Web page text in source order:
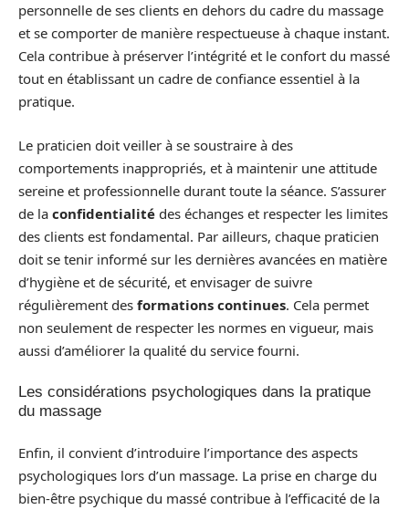
personnelle de ses clients en dehors du cadre du massage
et se comporter de manière respectueuse à chaque instant.
Cela contribue à préserver l’intégrité et le confort du massé
tout en établissant un cadre de confiance essentiel à la
pratique.
Le praticien doit veiller à se soustraire à des
comportements inappropriés, et à maintenir une attitude
sereine et professionnelle durant toute la séance. S’assurer
de la confidentialité des échanges et respecter les limites
des clients est fondamental. Par ailleurs, chaque praticien
doit se tenir informé sur les dernières avancées en matière
d’hygiène et de sécurité, et envisager de suivre
régulièrement des formations continues. Cela permet
non seulement de respecter les normes en vigueur, mais
aussi d’améliorer la qualité du service fourni.
Les considérations psychologiques dans la pratique
du massage
Enfin, il convient d’introduire l’importance des aspects
psychologiques lors d’un massage. La prise en charge du
bien-être psychique du massé contribue à l’efficacité de la